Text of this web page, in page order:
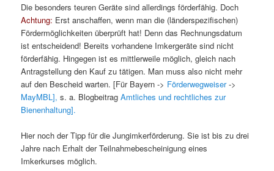
Die besonders teuren Geräte sind allerdings förderfähig. Doch
Achtung: Erst anschaffen, wenn man die (länderspezifischen)
Fördermöglichkeiten überprüft hat! Denn das Rechnungsdatum
ist entscheidend! Bereits vorhandene Imkergeräte sind nicht
förderfähig. Hingegen ist es mittlerweile möglich, gleich nach
Antragstellung den Kauf zu tätigen. Man muss also nicht mehr
auf den Bescheid warten. [Für Bayern -> Förderwegweiser->
MayMBL],s. a. BlogbeitragAmtliches und rechtliches zur
Bienenhaltung].
Hier noch der Tipp für die Jungimkerförderung. Sie ist bis zu drei
Jahre nach Erhalt der Teilnahmebescheinigung eines
Imkerkurses möglich.